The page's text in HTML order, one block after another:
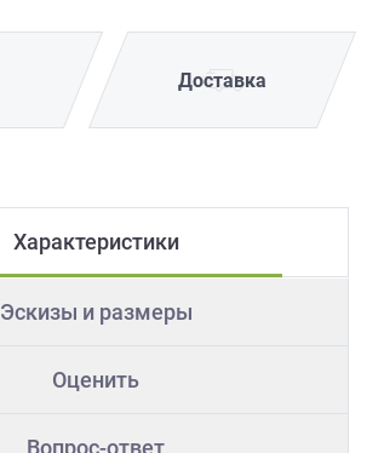
Доставка
Характеристики
Эскизы и размеры
Оценить